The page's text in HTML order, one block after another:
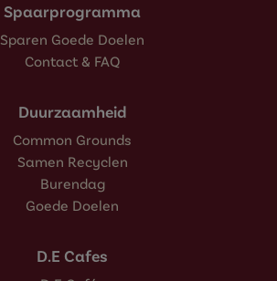
Spaarprogramma
Sparen Goede Doelen
Contact & FAQ
Duurzaamheid
Common Grounds
Samen Recyclen
Burendag
Goede Doelen
D.E Cafes